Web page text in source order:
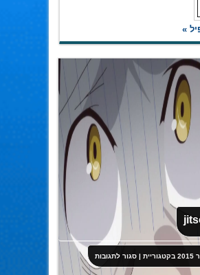
»
בקטגוריית |סגור לתגובותעל
jitso
e02a